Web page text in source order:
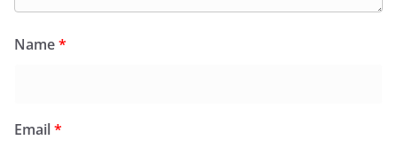
Name*
Email*